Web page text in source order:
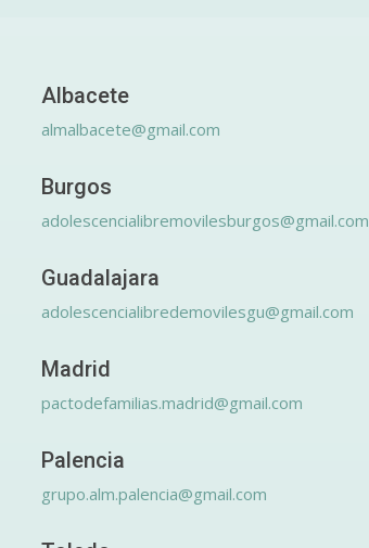
Albacete
almalbacete@gmail.com
Burgos
adolescencialibremovilesburgos@gmail.com
Guadalajara
adolescencialibredemovilesgu@gmail.com
Madrid
pactodefamilias.madrid@gmail.com
Palencia
grupo.alm.palencia@gmail.com